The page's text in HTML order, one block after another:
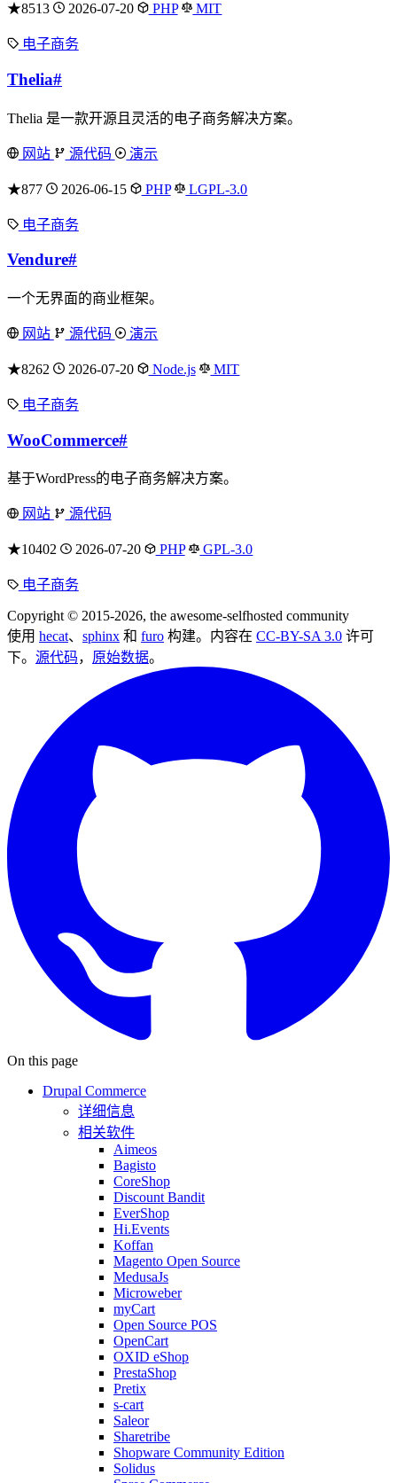
★8513 2026-07-20 PHP MIT
电子商务
Thelia#
Thelia 是一款开源且灵活的电子商务解决方案。
网站 源代码 演示
★877 2026-06-15 PHP LGPL-3.0
电子商务
Vendure#
一个无界面的商业框架。
网站 源代码 演示
★8262 2026-07-20 Node.js MIT
电子商务
WooCommerce#
基于WordPress的电子商务解决方案。
网站 源代码
★10402 2026-07-20 PHP GPL-3.0
电子商务
Copyright © 2015-2026, the awesome-selfhosted community
使用 hecat、 sphinx 和 furo 构建。内容在 CC-BY-SA 3.0 许可
下。 源代码， 原始数据。
On this page
Drupal Commerce
详细信息
相关软件
Aimeos
Bagisto
CoreShop
Discount Bandit
EverShop
Hi.Events
Koffan
Magento Open Source
MedusaJs
Microweber
myCart
Open Source POS
OpenCart
OXID eShop
PrestaShop
Pretix
s-cart
Saleor
Sharetribe
Shopware Community Edition
Solidus